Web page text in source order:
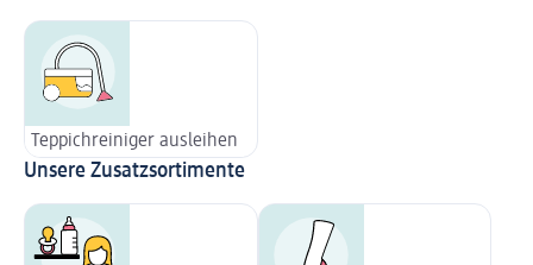
Teppichreiniger ausleihen
Unsere Zusatzsortimente